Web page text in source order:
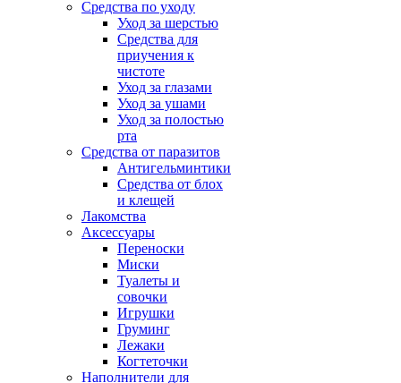
Средства по уходу
Уход за шерстью
Средства для
приучения к
чистоте
Уход за глазами
Уход за ушами
Уход за полостью
рта
Средства от паразитов
Антигельминтики
Средства от блох
и клещей
Лакомства
Аксессуары
Переноски
Миски
Туалеты и
совочки
Игрушки
Груминг
Лежаки
Когтеточки
Наполнители для